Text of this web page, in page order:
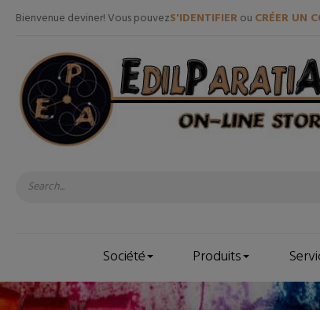
Bienvenue deviner! Vous pouvezS'IDENTIFIERou CRÉER UN
Société Produits